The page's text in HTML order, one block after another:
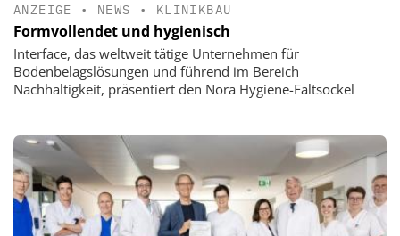
ANZEIGE • NEWS • KLINIKBAU
Formvollendet und hygienisch
Interface, das weltweit tätige Unternehmen für
Bodenbelagslösungen und führend im Bereich
Nachhaltigkeit, präsentiert den Nora Hygiene-Faltsockel